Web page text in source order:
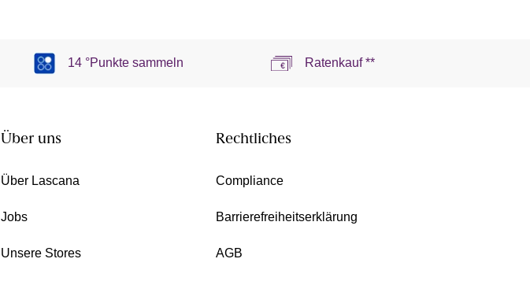
14 °Punkte sammeln Ratenkauf **
Über uns
Über Lascana
Jobs
Unsere Stores
Rechtliches
Compliance
Barrierefreiheitserklärung
AGB